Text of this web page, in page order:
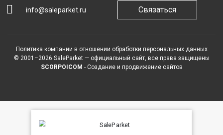
info@saleparket.ru Связаться
Политика компании в отношении обработки персональных данных
© 2001–2026 SaleParket — официальный сайт, все права защищены
SCORPOICOM - Создание и продвижение сайтов